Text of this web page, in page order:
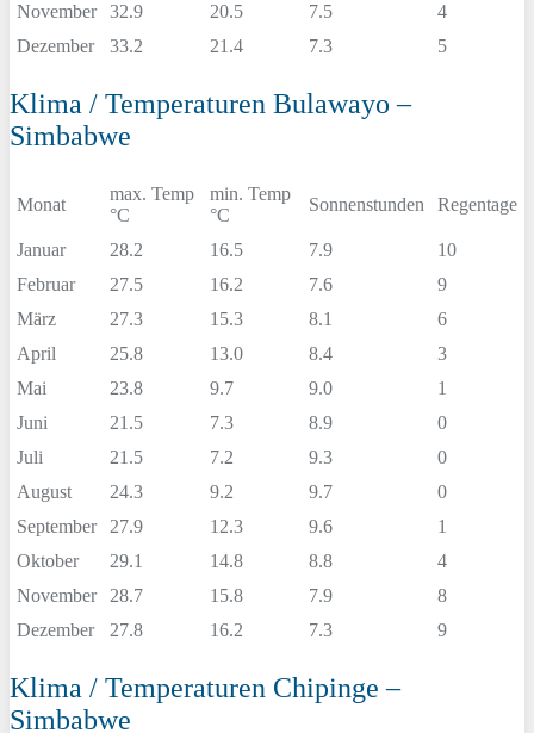
November
32.9 20.5 7.5
4
Dezember
33.2 21.4 7.3 5
Klima / Temperaturen Bulawayo –
Simbabwe
Monat
max. Temp
°C
min. Temp
°C
Sonnenstunden Regentage
Januar 28.2 16.5 7.9
10
Februar
27.5 16.2 7.6
9
März
27.3 15.3 8.1
6
April
25.8 13.0 8.4
3
Mai
23.8 9.7 9.0
1
Juni
21.5 7.3 8.9
0
Juli
21.5 7.2 9.3
0
August
24.3 9.2 9.7
0
September
27.9 12.3 9.6
1
Oktober
29.1 14.8 8.8
4
November
28.7 15.8 7.9
8
Dezember
27.8 16.2 7.3 9
Klima / Temperaturen Chipinge –
Simbabwe